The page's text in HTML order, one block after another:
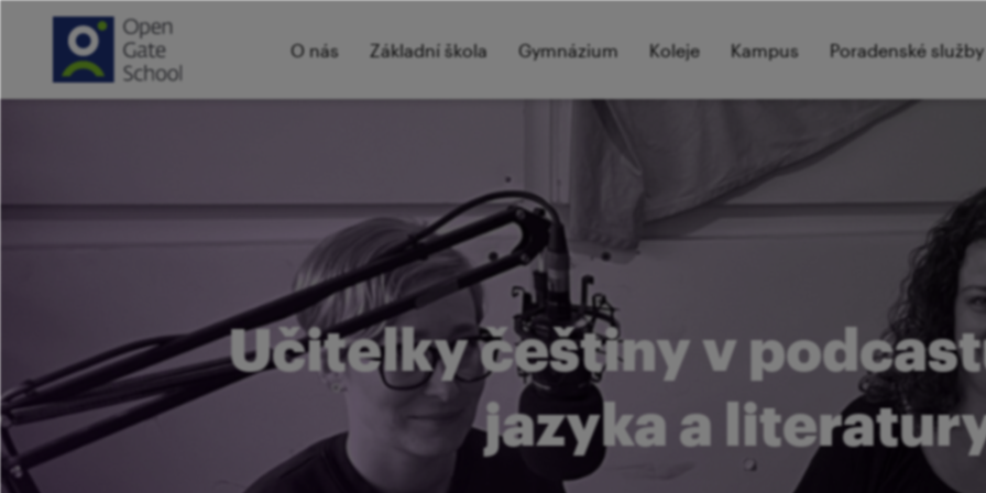
O nás Základní škola Gymnázium Koleje Kampus Poradenské služby
Učitelky češtiny v
jazyka a